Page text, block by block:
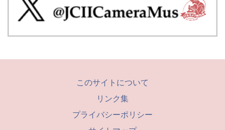
このサイトについて
リンク集
プライバシーポリシー